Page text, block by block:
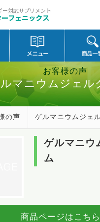
ー対応サプリメント
フェニックス
お客様の声
マニウムジェル
の声 ゲルマニウムジェ
ゲルマニウ
ム
商品ページはこちら